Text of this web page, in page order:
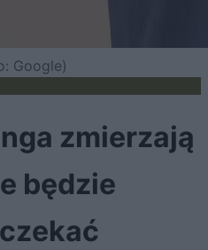
Google)
zmierzają
będzie